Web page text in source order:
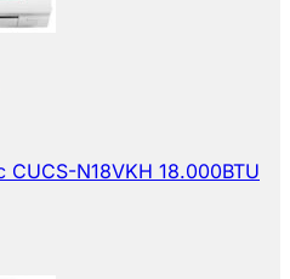
N18VKH 18.000BTU